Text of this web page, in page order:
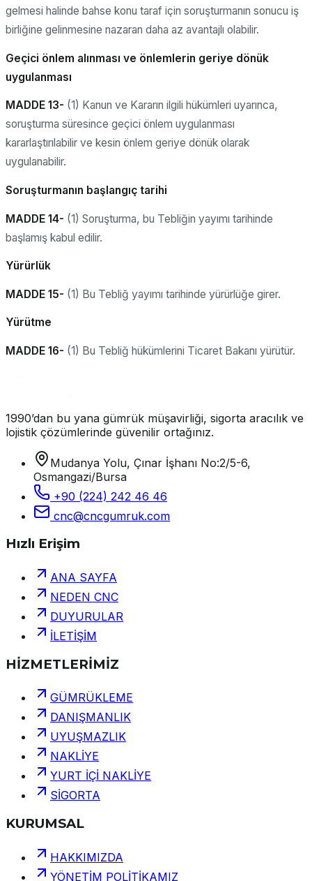
gelmesi halinde bahse konu taraf için soruşturmanın sonucu iş
birliğine gelinmesine nazaran daha az avantajlı olabilir.
Geçici önlem alınması ve önlemlerin geriye dönük
uygulanması
MADDE 13- (1) Kanun ve Kararın ilgili hükümleri uyarınca,
soruşturma süresince geçici önlem uygulanması
kararlaştırılabilir ve kesin önlem geriye dönük olarak
uygulanabilir.
Soruşturmanın başlangıç tarihi
MADDE 14- (1) Soruşturma, bu Tebliğin yayımı tarihinde
başlamış kabul edilir.
Yürürlük
MADDE 15- (1) Bu Tebliğ yayımı tarihinde yürürlüğe girer.
Yürütme
MADDE 16- (1) Bu Tebliğ hükümlerini Ticaret Bakanı yürütür.
1990’dan bu yana gümrük müşavirliği, sigorta aracılık ve
lojistik çözümlerinde güvenilir ortağınız.
Mudanya Yolu, Çınar İşhanı No:2/5-6,
Osmangazi/Bursa
+90 (224) 242 46 46
cnc@cncgumruk.com
Hızlı Erişim
ANA SAYFA
NEDEN CNC
DUYURULAR
İLETİŞİM
HİZMETLERİMİZ
GÜMRÜKLEME
DANIŞMANLIK
UYUŞMAZLIK
NAKLİYE
YURT İÇİ NAKLİYE
SİGORTA
KURUMSAL
HAKKIMIZDA
YÖNETİM POLİTİKAMIZ